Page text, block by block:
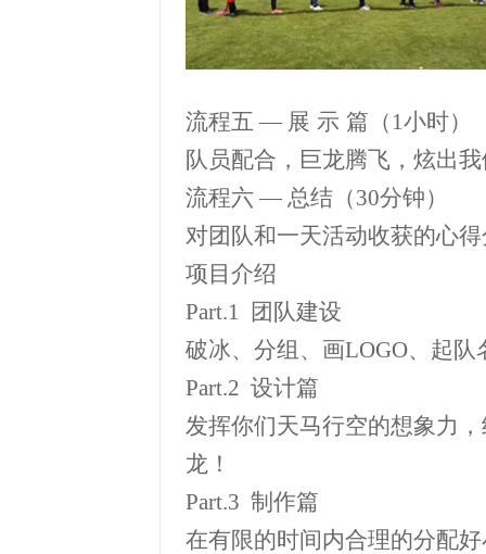
流程五 — 展 示 篇（ 1小时）
队员配合，巨龙腾飞，炫出
流程六 — 总结（30分钟）
对团队和一天活动收获的心
项目 介绍
Part.1
团队建设
破冰、分组、画LOGO、起队
Part.2 设计篇
发挥你们天马行空的想象力
龙！
Part.3 制作篇
在有限的时间内合理的分配